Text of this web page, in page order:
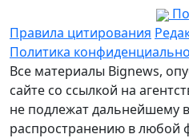
Правила цитирования
Политика
Все материалы Bignews,
сайте со ссылкой на
не подлежат дальнейшему
распространению в любой